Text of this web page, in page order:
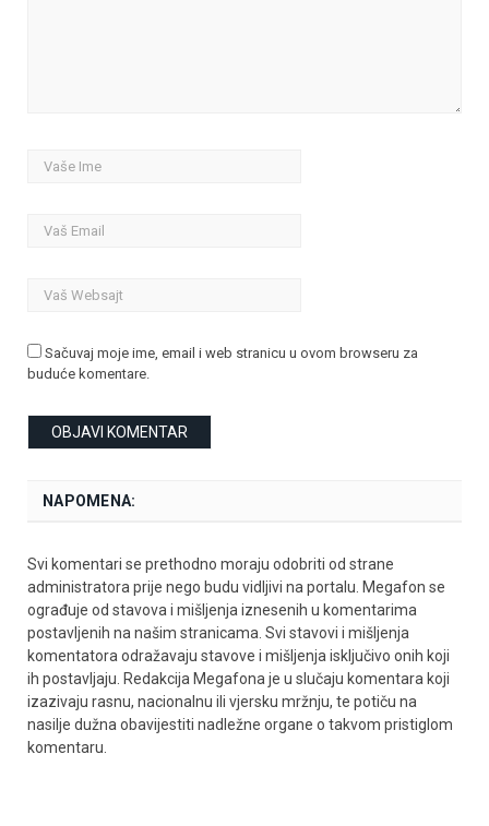
Sačuvaj moje ime, email i web stranicu u ovom browseru za
buduće komentare.
NAPOMENA:
Svi komentari se prethodno moraju odobriti od strane
administratora prije nego budu vidljivi na portalu. Megafon se
ograđuje od stavova i mišljenja iznesenih u komentarima
postavljenih na našim stranicama. Svi stavovi i mišljenja
komentatora odražavaju stavove i mišljenja isključivo onih koji
ih postavljaju. Redakcija Megafona je u slučaju komentara koji
izazivaju rasnu, nacionalnu ili vjersku mržnju, te potiču na
nasilje dužna obavijestiti nadležne organe o takvom pristiglom
komentaru.